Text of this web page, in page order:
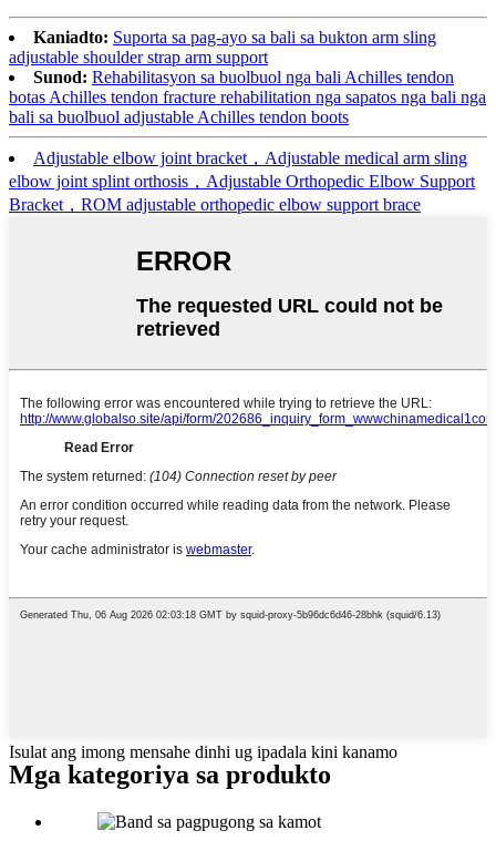
Kaniadto: Suporta sa pag-ayo sa bali sa bukton arm sling
adjustable shoulder strap arm support
Sunod: Rehabilitasyon sa buolbuol nga bali Achilles tendon
botas Achilles tendon fracture rehabilitation nga sapatos nga bali nga
bali sa buolbuol adjustable Achilles tendon boots
Adjustable elbow joint bracket，Adjustable medical arm sling
elbow joint splint orthosis，Adjustable Orthopedic Elbow Support
Bracket，ROM adjustable orthopedic elbow support brace
Isulat ang imong mensahe dinhi ug ipadala kini kanamo
Mga kategoriya sa produkto